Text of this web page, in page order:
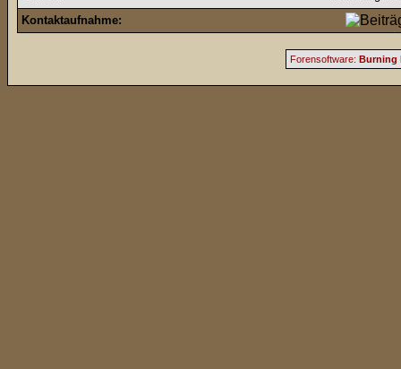
Kontaktaufnahme:
Forensoftware: Burning